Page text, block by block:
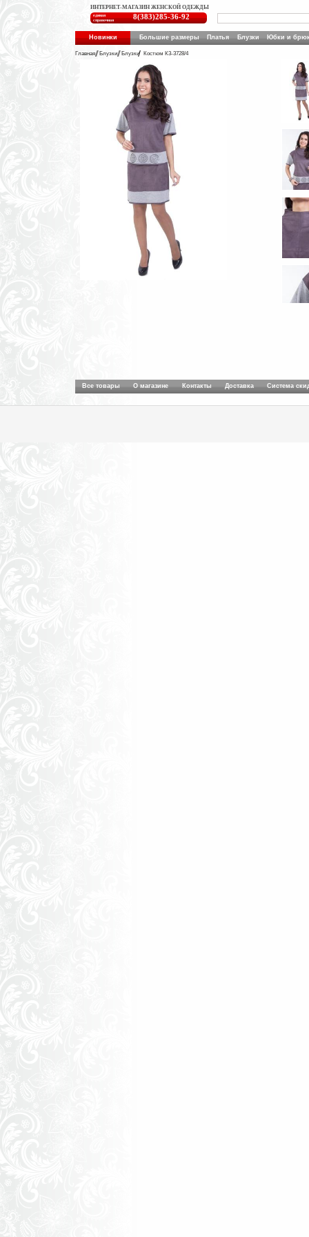
ИНТЕРНЕТ-МАГАЗИН ЖЕНСКОЙ ОДЕЖДЫ
единая
справочная
8(383)285-36-92
Новинки Большие размеры Платья Блузки Юбки и
Главная Блузки Блузки Костюм К3-3728/4
Все товары О магазине Контакты Доставка Система